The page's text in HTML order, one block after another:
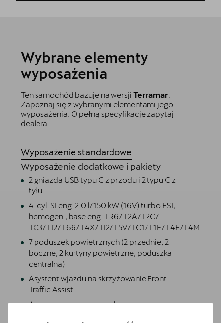
Wybrane elementy
wyposażenia
Ten samochód bazuje na wersji Terramar
Zapoznaj się z wybranymi elementami jego
wyposażenia. O pełną specyfikację zapytaj
dealera.
Wyposażenie standardowe
Wyposażenie dodatkowe i pakiety
2 gniazda USB typu C z przodu i 2 typu C z
tyłu
4-cyl. SI eng. 2.0 l/150 kW (16V) turbo FSI,
homogen., base eng. TR6/T2A/T2C/
TC3/TI2/T66/T4X/TI2/T5V/TC1/T1F/T4E/T4M
7 poduszek powietrznych (2 przednie, 2
boczne, 2 kurtyny powietrzne, poduszka
centralna)
Asystent wjazdu na skrzyżowanie Front
Traffic Assist
Awaryjne wspomaganie kierowaniem i